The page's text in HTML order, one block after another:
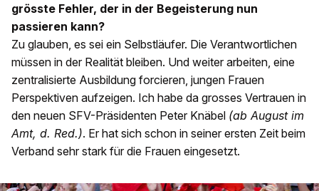
grösste Fehler, der in der Begeisterung nun
passieren kann?
Zu glauben, es sei ein Selbstläufer. Die Verantwortlichen
müssen in der Realität bleiben. Und weiter arbeiten, eine
zentralisierte Ausbildung forcieren, jungen Frauen
Perspektiven aufzeigen. Ich habe da grosses Vertrauen in
den neuen SFV-Präsidenten Peter Knäbel (ab August im
Amt, d. Red.). Er hat sich schon in seiner ersten Zeit beim
Verband sehr stark für die Frauen eingesetzt.